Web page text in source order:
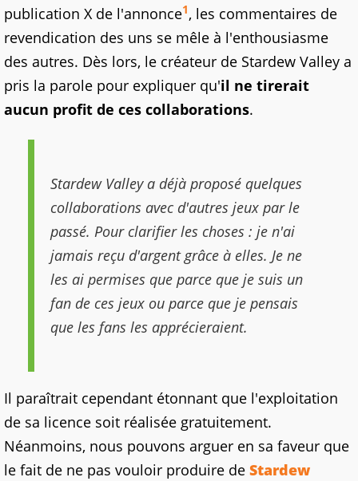
publication X de l'annonce1, les commentaires de
revendication des uns se mêle à l'enthousiasme
des autres. Dès lors, le créateur de Stardew Valley a
pris la parole pour expliquer qu'il ne tirerait
aucun profit de ces collaborations.
Stardew Valley a déjà proposé quelques
collaborations avec d'autres jeux par le
passé. Pour clarifier les choses : je n'ai
jamais reçu d'argent grâce à elles. Je ne
les ai permises que parce que je suis un
fan de ces jeux ou parce que je pensais
que les fans les apprécieraient.
Il paraîtrait cependant étonnant que l'exploitation
de sa licence soit réalisée gratuitement.
Néanmoins, nous pouvons arguer en sa faveur que
le fait de ne pas vouloir produire de Stardew